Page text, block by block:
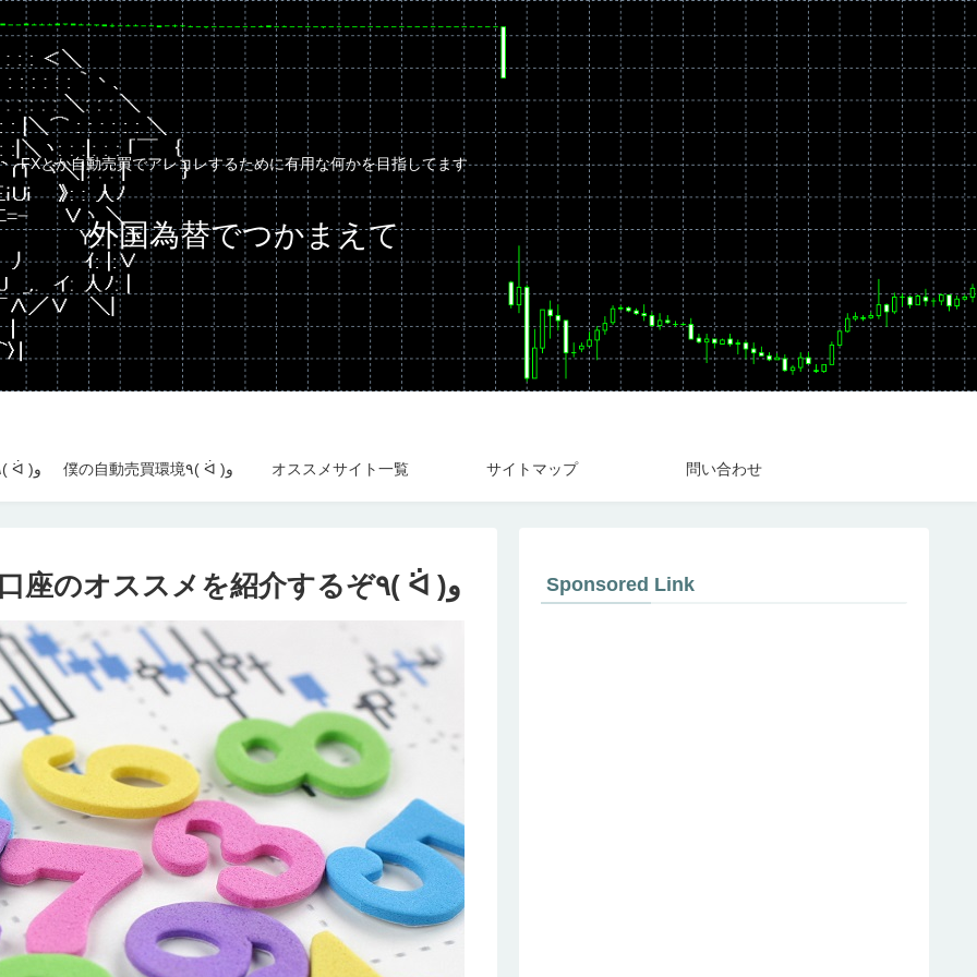
FXとか自動売買でアレコレするために有用な何かを目指してます
外国為替でつかまえて
自動売買運用成績٩( ᐛ )و 僕の自動売買環境٩( ᐛ )و オススメサイト一覧 サイトマップ 問い合わせ
FX自動売買（MT4対応）業者・口座のオススメを紹介するぞ٩( ᐛ )و Sponsored Link